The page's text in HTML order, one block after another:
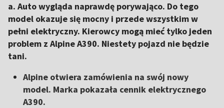
a. Auto wygląda naprawdę porywająco. Do tego
model okazuje się mocny i przede wszystkim w
pełni elektryczny. Kierowcy mogą mieć tylko jeden
problem z Alpine A390. Niestety pojazd nie będzie
tani.
Alpine otwiera zamówienia na swój nowy
model. Marka pokazała cennik elektrycznego
A390.